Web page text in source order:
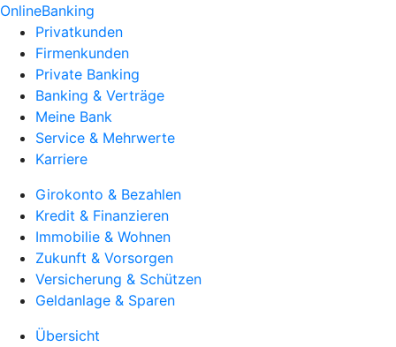
OnlineBanking
Privatkunden
Firmenkunden
Private Banking
Banking & Verträge
Meine Bank
Service & Mehrwerte
Karriere
Girokonto & Bezahlen
Kredit & Finanzieren
Immobilie & Wohnen
Zukunft & Vorsorgen
Versicherung & Schützen
Geldanlage & Sparen
Übersicht